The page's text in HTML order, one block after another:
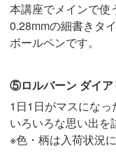
本講座でメインで使
0.28mmの細書きタ
ボールペンです。
⑤ロルバーン ダイア
1日1日がマスになっ
いろいろな思い出
※色・柄は入荷状況